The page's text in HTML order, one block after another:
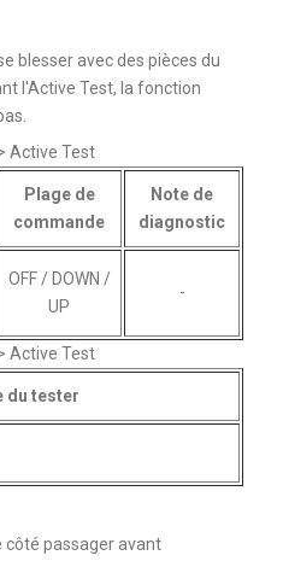
blesser avec des pièces du
l'Active Test, la fonction
Active Test
Plage de
commande
Note de
diagnostic
OFF / DOWN /
UP
-
Active Test
du tester
côté passager avant